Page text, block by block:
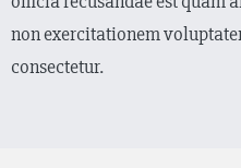
non exercitationem
consectetur.